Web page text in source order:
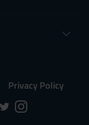
Privacy Policy